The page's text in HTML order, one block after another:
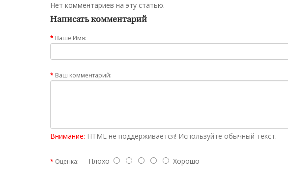
Нет комментариев на эту статью.
Написать комментарий
Ваше Имя:
Ваш комментарий:
Внимание: HTML не поддерживается! Используйте обычный текст.
Оценка: Плохо Хорошо